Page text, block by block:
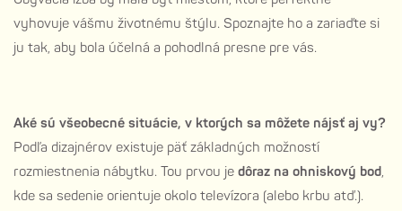
vyhovuje vášmu životnému štýlu. Spoznajte ho a zariaďte si
ju tak, aby bola účelná a pohodlná presne pre vás.
Aké sú všeobecné situácie, v ktorých sa môžete nájsť aj vy?
Podľa dizajnérov existuje päť základných možností
rozmiestnenia nábytku. Tou prvou je dôraz na ohniskový bod,
kde sa sedenie orientuje okolo televízora (alebo krbu atď.).